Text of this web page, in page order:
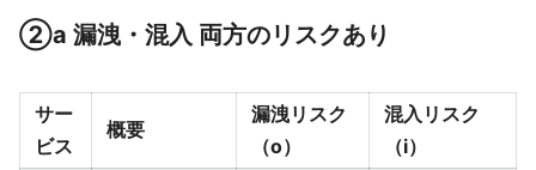
②a 漏洩・混入 両方のリスクあり
サー
ビス
概要
漏洩リスク
（o）
混入リスク
（i）